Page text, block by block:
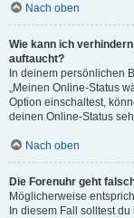
Nach oben
Wie kann ich
auftaucht?
In deinem persönlichen
„Meinen Online-Status
Option einschaltest,
deinen Online-Status
Nach oben
Die Forenuhr geht
Möglicherweise
In diesem Fall solltest